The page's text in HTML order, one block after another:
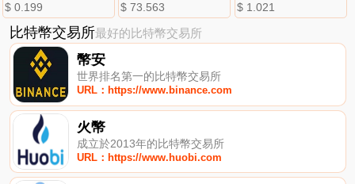
$ 0.199 $ 73.563 $ 1.021
比特幣交易所最好的比特幣交易所
幣安
世界排名第一的比特幣交易所
URL：https://www.binance.com
火幣
成立於2013年的比特幣交易所
URL：https://www.huobi.com